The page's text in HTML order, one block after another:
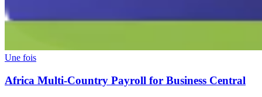
Une fois
Africa Multi-Country Payroll for Business Central